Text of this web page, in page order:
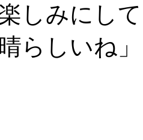
しみにし
らしいね」